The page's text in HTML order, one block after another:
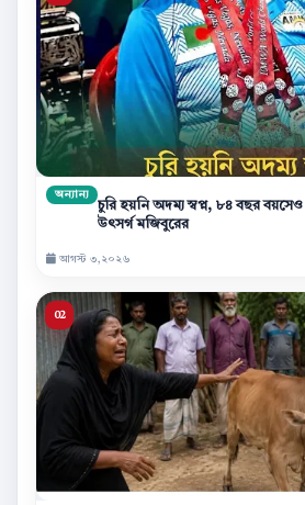
অন্যান্য
চুরি হয়নি অদম্য স্বপ্ন, ৮৪ বছর
উৎসর্গ মজিবুরের
আগস্ট ৩,২০২৬